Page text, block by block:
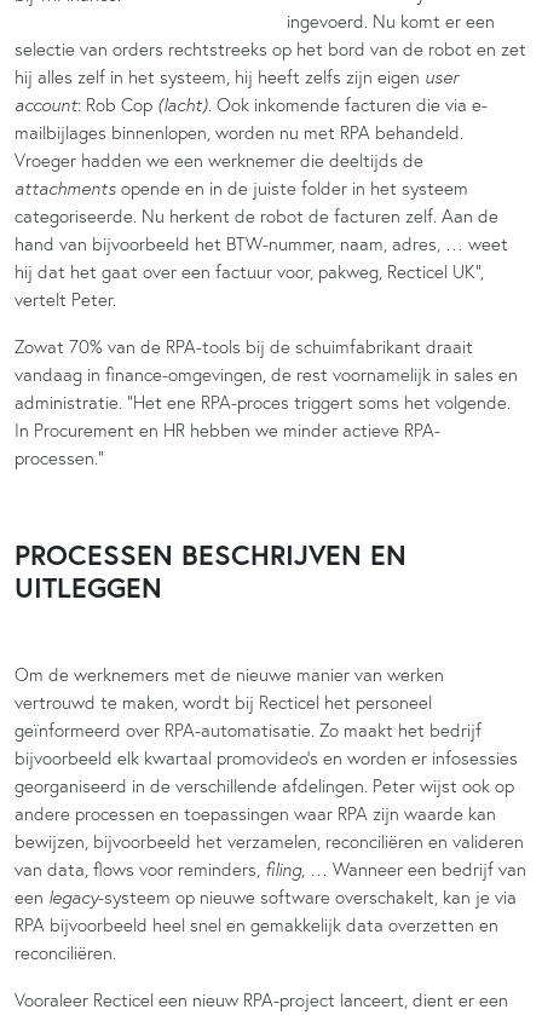
ingevoerd. Nu komt er een
selectie van orders rechtstreeks op het bord van de robot en zet
hij alles zelf in het systeem, hij heeft zelfs zijn eigen user
account: Rob Cop (lacht). Ook inkomende facturen die via e-
mailbijlages binnenlopen, worden nu met RPA behandeld.
Vroeger hadden we een werknemer die deeltijds de
attachments opende en in de juiste folder in het systeem
categoriseerde. Nu herkent de robot de facturen zelf. Aan de
hand van bijvoorbeeld het BTW-nummer, naam, adres, … weet
hij dat het gaat over een factuur voor, pakweg, Recticel UK”,
vertelt Peter.
Zowat 70% van de RPA-tools bij de schuimfabrikant draait
vandaag in finance-omgevingen, de rest voornamelijk in sales en
administratie. “Het ene RPA-proces triggert soms het volgende.
In Procurement en HR hebben we minder actieve RPA-
processen.”
PROCESSEN BESCHRIJVEN EN
UITLEGGEN
Om de werknemers met de nieuwe manier van werken
vertrouwd te maken, wordt bij Recticel het personeel
geïnformeerd over RPA-automatisatie. Zo maakt het bedrijf
bijvoorbeeld elk kwartaal promovideo’s en worden er infosessies
georganiseerd in de verschillende afdelingen. Peter wijst ook op
andere processen en toepassingen waar RPA zijn waarde kan
bewijzen, bijvoorbeeld het verzamelen, reconciliëren en valideren
van data, flows voor reminders, filing, … Wanneer een bedrijf van
een legacy-systeem op nieuwe software overschakelt, kan je via
RPA bijvoorbeeld heel snel en gemakkelijk data overzetten en
reconciliëren.
Vooraleer Recticel een nieuw RPA-project lanceert, dient er een